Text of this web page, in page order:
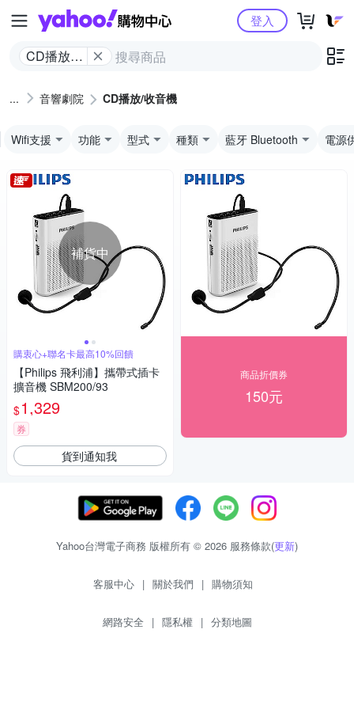
Yahoo購物中心
CD播放/
登入
音響劇院 CD播放/收音機
Wifi支援 功能 型式 種類 藍牙 Bluetooth 電源
補貨中
購衷心+聯名卡最高10%回饋
【Philips 飛利浦】攜帶式插卡
擴音機 SBM200/93
$1,329
券
貨到通知我
商品折價券
150元
Yahoo台灣電子商務 版權所有 © 2026 服務條款(更新)
客服中心 | 關於我們 | 購物須知
網路安全 | 隱私權 | 分類地圖